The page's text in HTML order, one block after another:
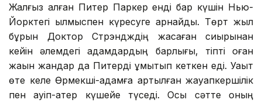
Жалғыз қалған Питер Паркер енді бар күшін Нью-
Йорктегі қылмыспен күресуге арнайды. Төрт жыл
бұрын Доктор Стрэндждің жасаған сиқырынан
кейін әлемдегі адамдардың барлығы, тіпті оған
жақын жандар да Питерді ұмытып кеткен еді. Уақыт
өте келе Өрмекші-адамға артылған жауапкершілік
пен қауіп-қатер күшейе түседі. Осы сәтте оның